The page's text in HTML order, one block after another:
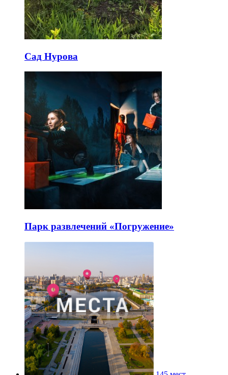
Сад Нурова
Парк развлечений «Погружение»